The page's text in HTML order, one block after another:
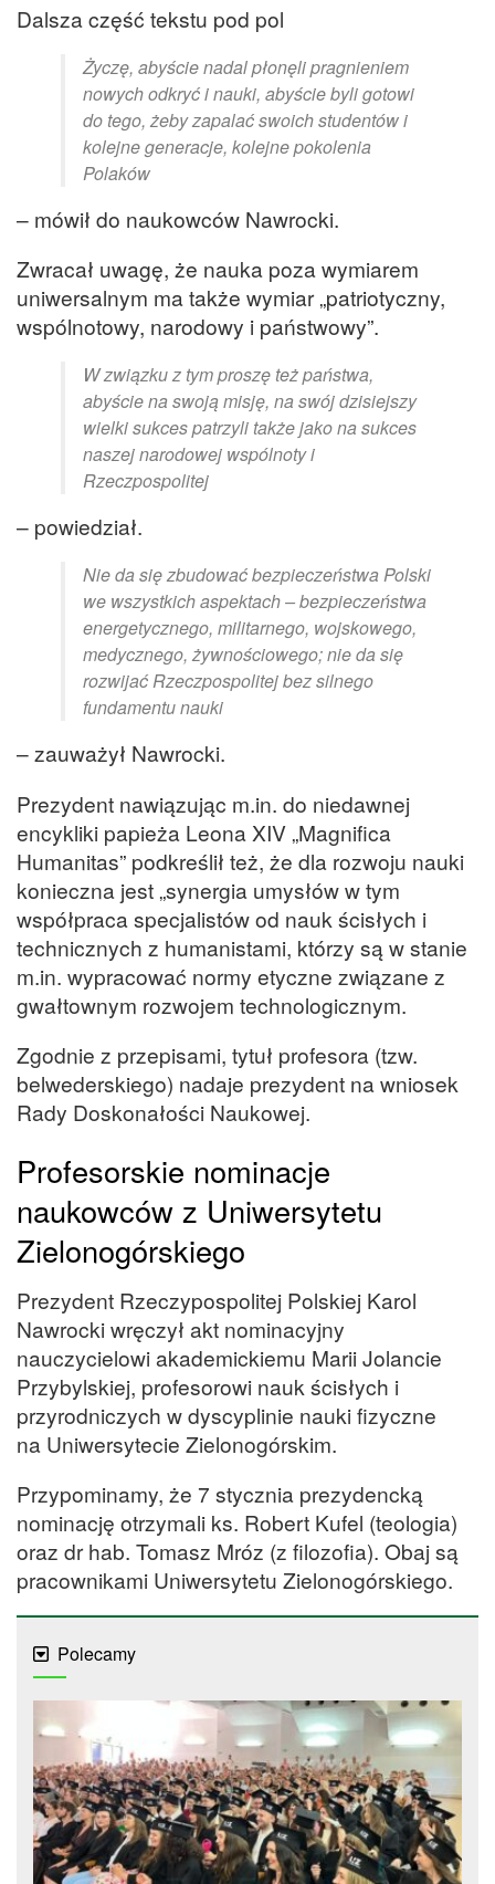
Dalsza część tekstu pod pol
Życzę, abyście nadal płonęli pragnieniem
nowych odkryć i nauki, abyście byli gotowi
do tego, żeby zapalać swoich studentów i
kolejne generacje, kolejne pokolenia
Polaków
– mówił do naukowców Nawrocki.
Zwracał uwagę, że nauka poza wymiarem
uniwersalnym ma także wymiar „patriotyczny,
wspólnotowy, narodowy i państwowy”.
W związku z tym proszę też państwa,
abyście na swoją misję, na swój dzisiejszy
wielki sukces patrzyli także jako na sukces
naszej narodowej wspólnoty i
Rzeczpospolitej
– powiedział.
Nie da się zbudować bezpieczeństwa Polski
we wszystkich aspektach – bezpieczeństwa
energetycznego, militarnego, wojskowego,
medycznego, żywnościowego; nie da się
rozwijać Rzeczpospolitej bez silnego
fundamentu nauki
– zauważył Nawrocki.
Prezydent nawiązując m.in. do niedawnej
encykliki papieża Leona XIV „Magnifica
Humanitas” podkreślił też, że dla rozwoju nauki
konieczna jest „synergia umysłów w tym
współpraca specjalistów od nauk ścisłych i
technicznych z humanistami, którzy są w stanie
m.in. wypracować normy etyczne związane z
gwałtownym rozwojem technologicznym.
Zgodnie z przepisami, tytuł profesora (tzw.
belwederskiego) nadaje prezydent na wniosek
Rady Doskonałości Naukowej.
Profesorskie nominacje
naukowców z Uniwersytetu
Zielonogórskiego
Prezydent Rzeczypospolitej Polskiej Karol
Nawrocki wręczył akt nominacyjny
nauczycielowi akademickiemu Marii Jolancie
Przybylskiej, profesorowi nauk ścisłych i
przyrodniczych w dyscyplinie nauki fizyczne
na Uniwersytecie Zielonogórskim.
Przypominamy, że 7 stycznia prezydencką
nominację otrzymali ks. Robert Kufel (teologia)
oraz dr hab. Tomasz Mróz (z filozofia). Obaj są
pracownikami Uniwersytetu Zielonogórskiego.
Polecamy